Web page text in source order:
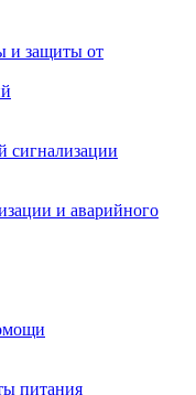
и защиты от
сигнализации
и аварийного
питания